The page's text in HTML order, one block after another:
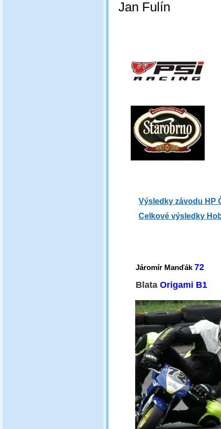
Jan Fulín
Výsledky závodu HP
Celkové výsledky
Járomír Manďák 72
Blata Origami B1